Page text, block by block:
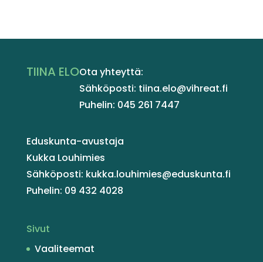
TIINA ELOOta yhteyttä:
Sähköposti: tiina.elo@vihreat.fi
Puhelin: 045 261 7447
Eduskunta-avustaja
Kukka Louhimies
Sähköposti: kukka.louhimies@eduskunta.fi
Puhelin: 09 432 4028
Sivut
Vaaliteemat